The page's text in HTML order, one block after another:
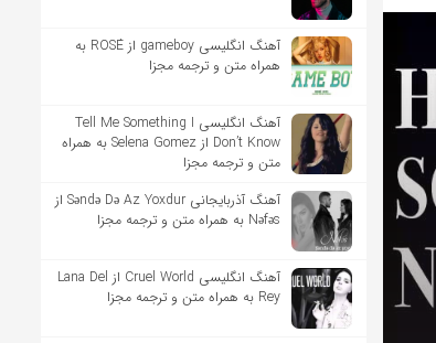
آهنگ انگلیسی gameboy از ROSÉ به
همراه متن و ترجمه مجزا
آهنگ انگلیسی Tell Me Something I
Don’t Know از Selena Gomez به همراه
متن و ترجمه مجزا
آهنگ آذربایجانی Səndə Də Az Yoxdur از
Nəfəs به همراه متن و ترجمه مجزا
آهنگ انگلیسی Cruel World از Lana Del
Rey به همراه متن و ترجمه مجزا